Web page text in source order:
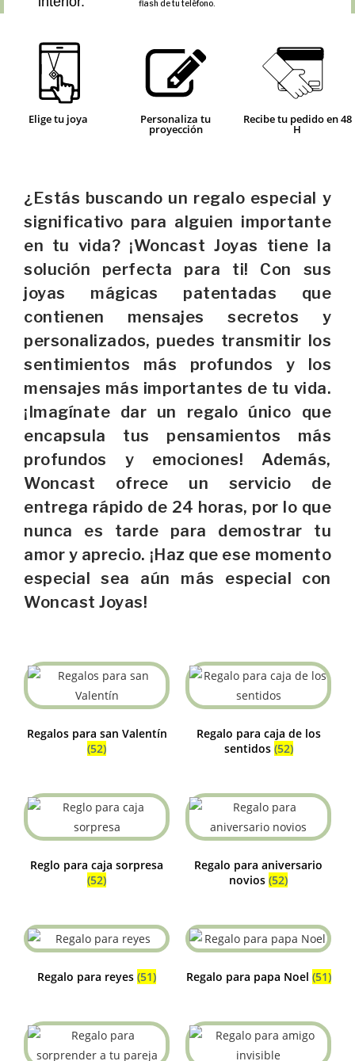
flash de tu teléfono.
Elige tu joya Personaliza tu
proyección
Recibe tu pedido en 48
H
¿Estás buscando un regalo especial y
significativo para alguien importante
en tu vida? ¡Woncast Joyas tiene la
solución perfecta para ti! Con sus
joyas mágicas patentadas que
contienen mensajes secretos y
personalizados, puedes transmitir los
sentimientos más profundos y los
mensajes más importantes de tu vida.
¡Imagínate dar un regalo único que
encapsula tus pensamientos más
profundos y emociones! Además,
Woncast ofrece un servicio de
entrega rápido de 24 horas, por lo que
nunca es tarde para demostrar tu
amor y aprecio. ¡Haz que ese momento
especial sea aún más especial con
Woncast Joyas!
Regalos para san Valentín
(52)
Regalo para caja de los
sentidos (52)
Reglo para caja sorpresa
(52)
Regalo para aniversario
novios (52)
Regalo para reyes (51) Regalo para papa Noel (51)